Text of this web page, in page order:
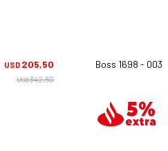
USD 205,50
USD342,50
Boss 1698 - 003